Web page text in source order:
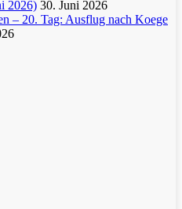
2026) 30. Juni 2026
– 20. Tag: Ausflug nach Koege